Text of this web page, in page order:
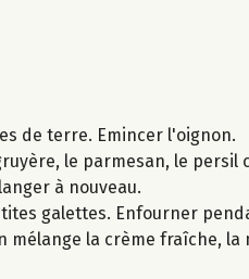
de terre. Emincer l'oignon.
le parmesan, le persil
à nouveau.
galettes. Enfourner
mélange la crème fraîche,